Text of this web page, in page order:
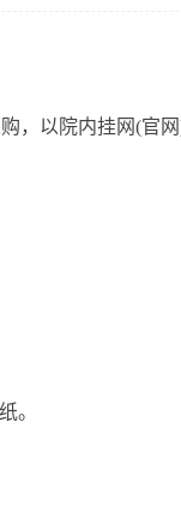
以院内挂网(官
。